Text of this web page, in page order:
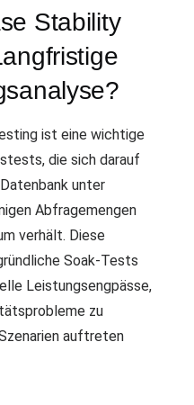
Stability
ist eine wichtige
die sich darauf
unter
Abfragemengen
verhält. Diese
Soak-Tests
Leistungsengpässe,
zu
auftreten